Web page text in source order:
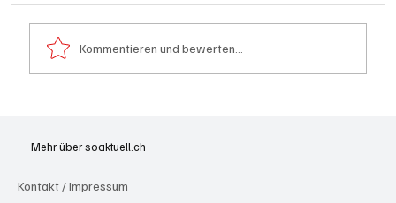
nutzen
Kommentieren und bewerten...
Mehr über soaktuell.ch
Kontakt / Impressum